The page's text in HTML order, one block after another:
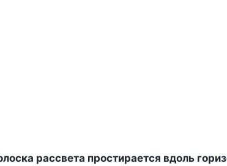
рассвета простирается вдоль